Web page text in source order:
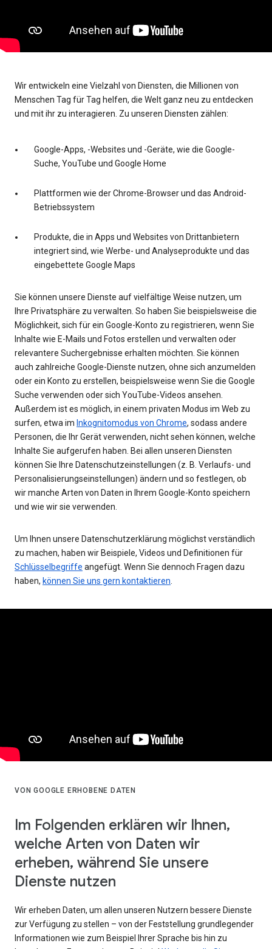
Wir entwickeln eine Vielzahl von Diensten, die Millionen von
Menschen Tag für Tag helfen, die Welt ganz neu zu entdecken
und mit ihr zu interagieren. Zu unseren Diensten zählen:
Google-Apps, -Websites und -Geräte, wie die Google-
Suche, YouTube und Google Home
Plattformen wie der Chrome-Browser und das Android-
Betriebssystem
Produkte, die in Apps und Websites von Drittanbietern
integriert sind, wie Werbe- und Analyseprodukte und das
eingebettete Google Maps
Sie können unsere Dienste auf vielfältige Weise nutzen, um
Ihre Privatsphäre zu verwalten. So haben Sie beispielsweise die
Möglichkeit, sich für ein Google-Konto zu registrieren, wenn Sie
Inhalte wie E-Mails und Fotos erstellen und verwalten oder
relevantere Suchergebnisse erhalten möchten. Sie können
auch zahlreiche Google-Dienste nutzen, ohne sich anzumelden
oder ein Konto zu erstellen, beispielsweise wenn Sie die Google
Suche verwenden oder sich YouTube-Videos ansehen.
Außerdem ist es möglich, in einem privaten Modus im Web zu
surfen, etwa im Inkognitomodus von Chrome, sodass andere
Personen, die Ihr Gerät verwenden, nicht sehen können, welche
Inhalte Sie aufgerufen haben. Bei allen unseren Diensten
können Sie Ihre Datenschutzeinstellungen (z. B. Verlaufs- und
Personalisierungseinstellungen) ändern und so festlegen, ob
wir manche Arten von Daten in Ihrem Google-Konto speichern
und wie wir sie verwenden.
Um Ihnen unsere Datenschutzerklärung möglichst verständlich
zu machen, haben wir Beispiele, Videos und Definitionen für
Schlüsselbegriffe angefügt. Wenn Sie dennoch Fragen dazu
haben, können Sie uns gern kontaktieren
VON GOOGLE ERHOBENE DATEN
Im Folgenden erklären wir Ihnen,
welche Arten von Daten wir
erheben, während Sie unsere
Dienste nutzen
Wir erheben Daten, um allen unseren Nutzern bessere Dienste
zur Verfügung zu stellen – von der Feststellung grundlegender
Informationen wie zum Beispiel Ihrer Sprache bis hin zu